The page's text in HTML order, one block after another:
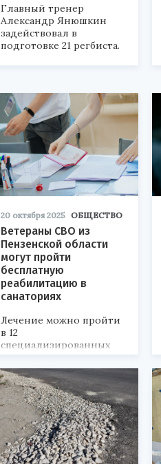
Главный тренер
Александр Янюшкин
задействовал в
подготовке 21 регбиста.
20 октября 2025 ОБЩЕСТВО
Ветераны СВО из
Пензенской области
могут пройти
бесплатную
реабилитацию в
санаториях
Лечение можно пройти
в 12
специализированных
центрах по всей стране.